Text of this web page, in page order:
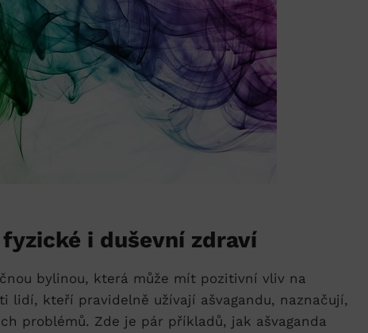
i duševní zdraví
⁢bylinou, která může mít pozitivní vliv ⁢na
lidí, ​kteří pravidelně užívají ašvagandu, naznačují,
problémů. Zde je pár příkladů,​ jak ašvaganda